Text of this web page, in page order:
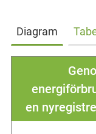
Diagram
en